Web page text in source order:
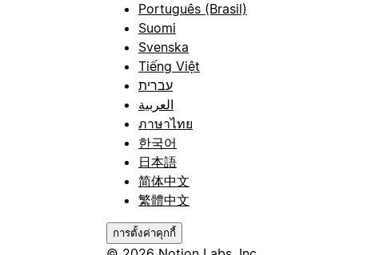
Português (Brasil)
Suomi
Svenska
Tiếng Việt
עברית
العربية
ภาษาไทย
한국어
日本語
简体中文
繁體中文
การตั้งค่าคุกกี้